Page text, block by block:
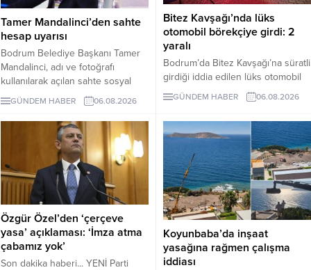
Tamer Mandalinci’den sahte
hesap uyarısı
Bodrum Belediye Başkanı Tamer
Mandalinci, adı ve fotoğrafı
kullanılarak açılan sahte sosyal
medya hesaplarına karşı uyarıda
bulundu. Mandalinci, tek resmî
hesabının @tamermandalinci
olduğunu açıkladı.
GÜNDEM HABER 06.08.2026
Bitez Kavşağı’nda lüks
otomobil börekçiye girdi: 2
yaralı
Bodrum’da Bitez Kavşağı’na süratli
girdiği iddia edilen lüks otomobil
börekçiye girdi. Kazada sürücü ve
GÜNDEM HABER 06.08.2026
Özgür Özel’den ‘çerçeve
yasa’ açıklaması: ‘İmza atma
çabamız yok’
Son dakika haberi... YENİ Parti
Koyunbaba’da inşaat
yasağına rağmen çalışma
iddiası